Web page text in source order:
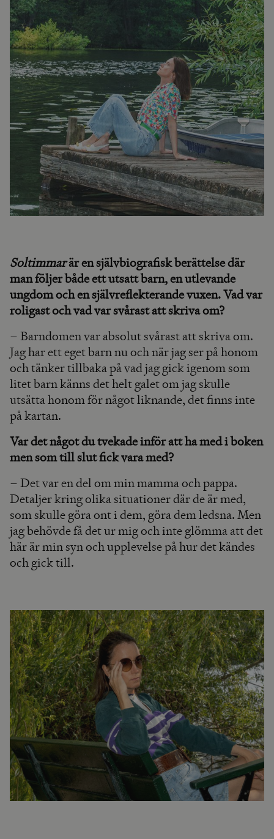
Soltimmarär en självbiografisk berättelse där
man följer både ett utsatt barn, en utlevande
ungdom och en självreflekterande vuxen. Vad var
roligast och vad var svårast att skriva om?
– Barndomen var absolut svårast att skriva om.
Jag har ett eget barn nu och när jag ser på honom
och tänker tillbaka på vad jag gick igenom som
litet barn känns det helt galet om jag skulle
utsätta honom för något liknande, det finns inte
på kartan.
Var det något du tvekade inför att ha med i boken
men som till slut fick vara med?
– Det var en del om min mamma och pappa.
Detaljer kring olika situationer där de är med,
som skulle göra ont i dem, göra dem ledsna. Men
jag behövde få det ur mig och inte glömma att det
här är min syn och upplevelse på hur det kändes
och gick till.